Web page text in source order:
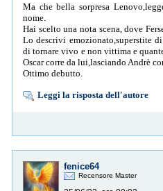
Ma che bella sorpresa
nome.
Hai scelto una nota scena, dove
Lo descrivi emozionato,superstite
di tornare vivo e non vittima e
Oscar corre da lui,lasciando Andrè
Ottimo debutto.
Leggi la risposta dell'autore
fenice64
Recensore Master